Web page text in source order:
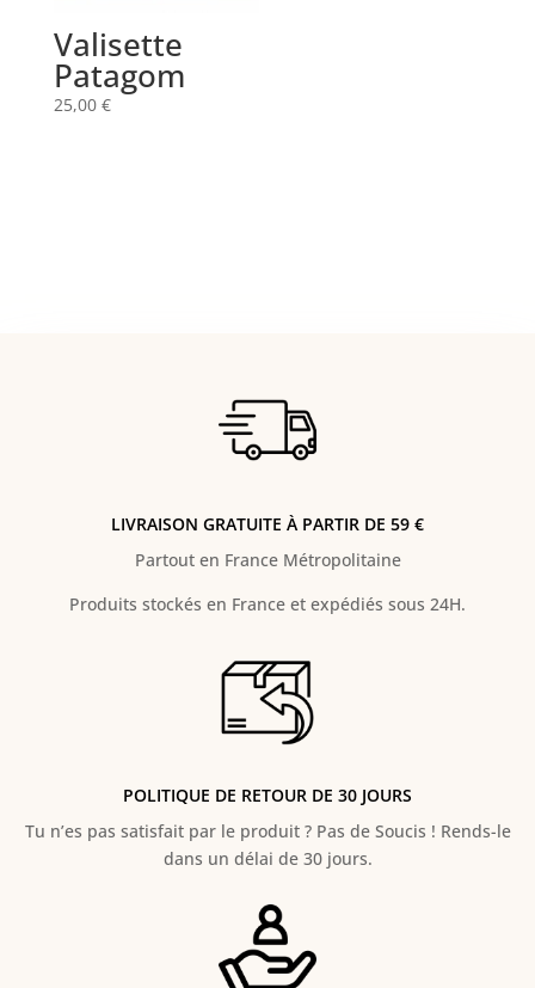
Valisette
Patagom
25,00 €
LIVRAISON GRATUITE À PARTIR DE 59 €
Partout en France Métropolitaine
Produits stockés en France et expédiés sous 24H.
POLITIQUE DE RETOUR DE 30 JOURS
Tu n’es pas satisfait par le produit ? Pas de Soucis ! Rends-le
dans un délai de 30 jours.